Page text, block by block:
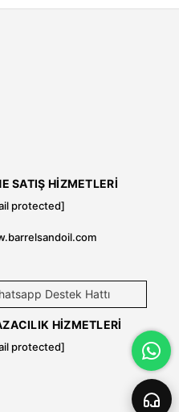
SATIŞ HIZMETLERI
protected]
Destek Hattı
HIZMETLERI
protected]